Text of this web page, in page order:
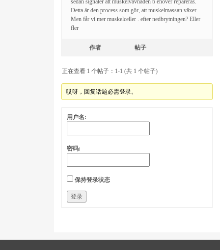
sedan signaler att muskelvävnaden b ehöver repareras.
Detta är den process som gör, att muskelmassan växer..
Men får vi mer muskelceller . efter nedbrytningen? Eller
fler
作者 帖子
正在查看 1 个帖子：1-1 (共 1 个帖子)
哎呀，回复话题必需登录。
用户名:
密码:
保持登录状态
登录